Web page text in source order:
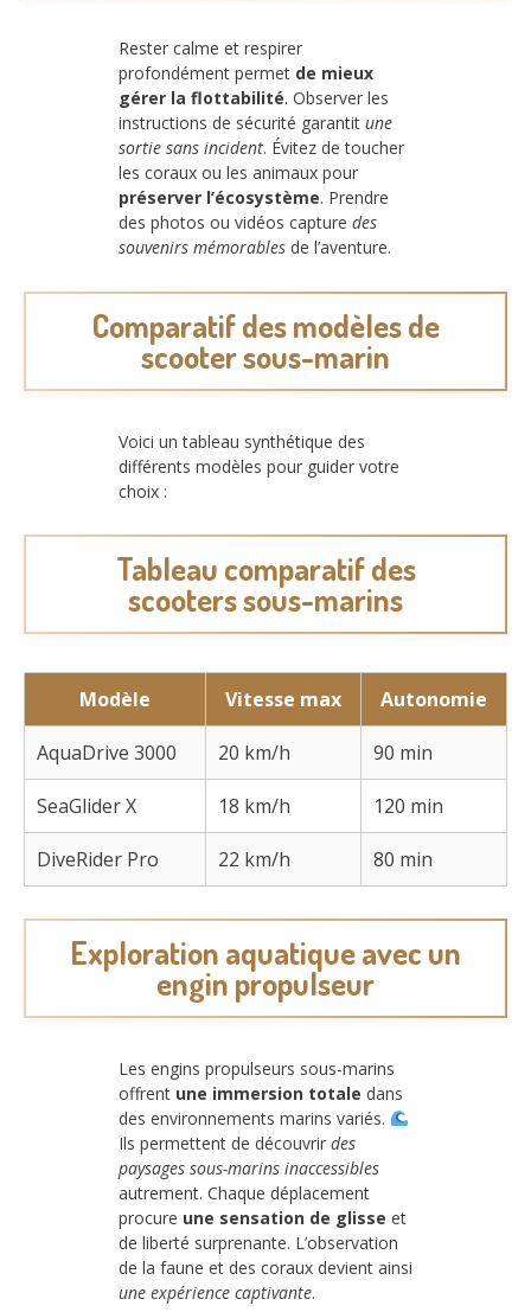
Rester calme et respirer
profondément permet de mieux
gérer la flottabilité. Observer les
instructions de sécurité garantit une
sortie sans incident. Évitez de toucher
les coraux ou les animaux pour
préserver l’écosystème. Prendre
des photos ou vidéos capture des
souvenirs mémorables de l’aventure.
Comparatif des modèles de
scooter sous-marin
Voici un tableau synthétique des
différents modèles pour guider votre
choix :
Tableau comparatif des
scooters sous-marins
Modèle Vitesse max Autonomie
AquaDrive 3000 20 km/h 90 min
SeaGlider X 18 km/h 120 min
DiveRider Pro 22 km/h 80 min
Exploration aquatique avec un
engin propulseur
Les engins propulseurs sous-marins
offrent une immersion totale dans
des environnements marins variés.
Ils permettent de découvrir des
paysages sous-marins inaccessibles
autrement. Chaque déplacement
procure une sensation de glisse et
de liberté surprenante. L’observation
de la faune et des coraux devient ainsi
une expérience captivante.